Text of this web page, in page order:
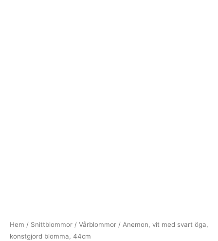
Hem / Snittblommor / Vårblommor / Anemon, vit med svart öga,
konstgjord blomma, 44cm